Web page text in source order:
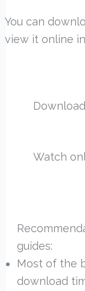
You can
view it online
Watch
guides:
Most of the
download